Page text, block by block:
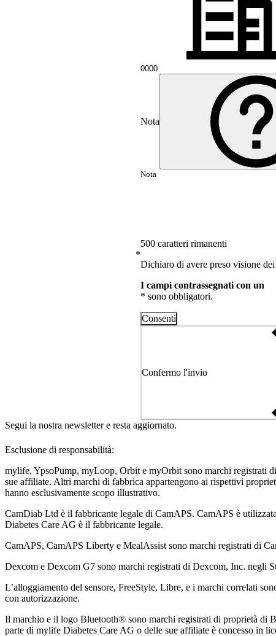
Nota
500 caratteri rimanenti
*
Dichiaro di avere preso visione
I campi contrassegnati con un
* sono obbligatori.
Consenti
Confermo l'invio
Segui la nostra newsletter e resta aggiornato.
Esclusione di responsabilità:
mylife, YpsoPump, myLoop, Orbit e myOrbit sono marchi registrati
sue affiliate. Altri marchi di fabbrica appartengono ai rispettivi
hanno esclusivamente scopo illustrativo.
CamDiab Ltd è il fabbricante legale di CamAPS. CamAPS è
Diabetes Care AG è il fabbricante legale.
CamAPS, CamAPS Liberty e MealAssist sono marchi registrati di
Dexcom e Dexcom G7 sono marchi registrati di Dexcom, Inc. negli
L’alloggiamento del sensore, FreeStyle, Libre, e i marchi correlati
con autorizzazione.
Il marchio e il logo Bluetooth® sono marchi registrati di proprietà di
parte di mylife Diabetes Care AG o delle sue affiliate è concesso in